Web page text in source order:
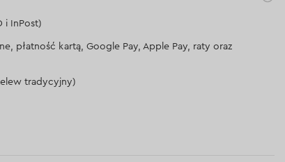
i InPost)
płatność kartą, Google Pay, Apple Pay, raty oraz
tradycyjny)